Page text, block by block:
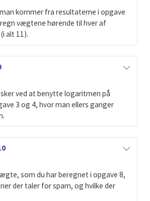
kommer fra resultaterne i opgave
vægtene hørende til hver af
alt 11).
ved at benytte logaritmen på
3 og 4, hvor man ellers ganger
som du har beregnet i opgave 8,
der taler for spam, og hvilke der